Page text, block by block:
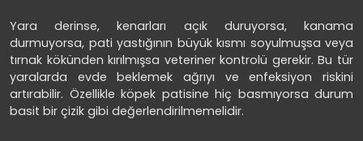
Yara derinse, kenarları açık duruyorsa, kanama
durmuyorsa, pati yastığının büyük kısmı soyulmuşsa veya
tırnak kökünden kırılmışsa veteriner kontrolü gerekir. Bu tür
yaralarda evde beklemek ağrıyı ve enfeksiyon riskini
artırabilir. Özellikle köpek patisine hiç basmıyorsa durum
basit bir çizik gibi değerlendirilmemelidir.